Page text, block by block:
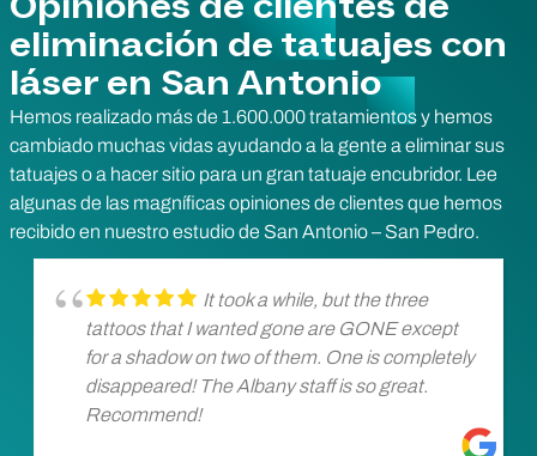
eliminación de tatuajes con
láser en San Antonio
Hemos realizado más de 1.600.000 tratamientos y hemos
cambiado muchas vidas ayudando a la gente a eliminar sus
tatuajes o a hacer sitio para un gran tatuaje encubridor. Lee
algunas de las magníficas opiniones de clientes que hemos
recibido en nuestro estudio de San Antonio – San Pedro.
It took a while, but the three
tattoos that I wanted gone are GONE except
for a shadow on two of them. One is completely
disappeared! The Albany staff is so great.
Recommend!